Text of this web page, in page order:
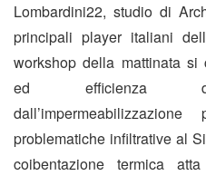
Lombardini22, studio di
principali player italiani
workshop della mattinata si
ed efficienza
problematiche infiltrative al
coibentazione termica